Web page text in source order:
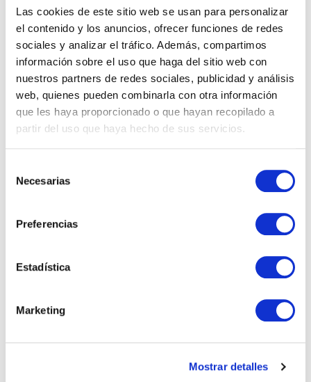
Las cookies de este sitio web se usan para personalizar
el contenido y los anuncios, ofrecer funciones de redes
sociales y analizar el tráfico. Además, compartimos
información sobre el uso que haga del sitio web con
nuestros partners de redes sociales, publicidad y análisis
web, quienes pueden combinarla con otra información
que les haya proporcionado o que hayan recopilado a
partir del uso que haya hecho de sus servicios.
Necesarias
Preferencias
Estadística
Marketing
Mostrar detalles
monumento situado en la
Plaza del Mercadal, que
homenajea al conseller en
cap de Barcelona durante el
sitio de 1714. Es un lugar
simbólico para los catalanes
y un punto de referencia en
un amplio parque público